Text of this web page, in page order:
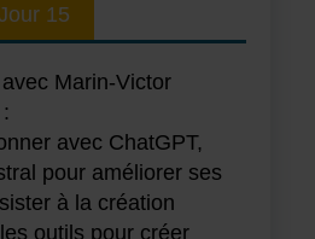
15
avec Marin-Victor
avec ChatGPT,
pour améliorer ses
à la création
outils pour créer